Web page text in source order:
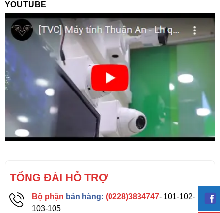
YOUTUBE
TỔNG ĐÀI HỖ TRỢ
Bộ phận bán hàng: (0228)3834747- 101-102-
103-105